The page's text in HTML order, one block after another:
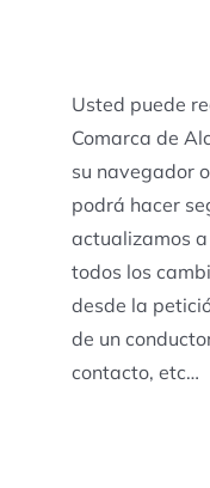
Usted puede
Comarca de
su navegador
podrá hacer
actualizamos
todos los
desde la
de un
contacto, etc…